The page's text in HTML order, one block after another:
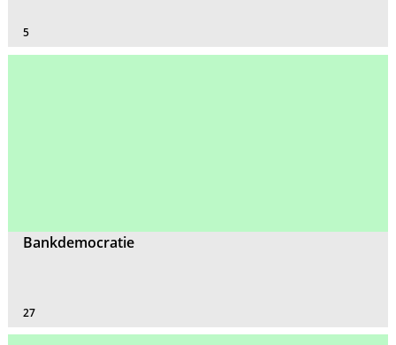
5
Bankdemocratie
27